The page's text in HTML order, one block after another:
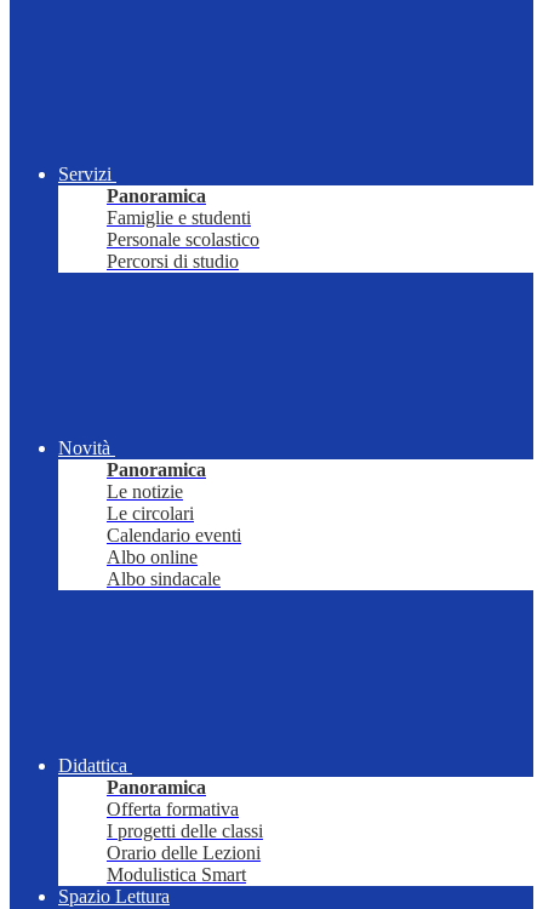
Servizi
Panoramica
Famiglie e studenti
Personale scolastico
Percorsi di studio
Novità
Panoramica
Le notizie
Le circolari
Calendario eventi
Albo online
Albo sindacale
Didattica
Panoramica
Offerta formativa
I progetti delle classi
Orario delle Lezioni
Modulistica Smart
Spazio Lettura